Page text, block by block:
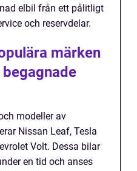
elbil från ett pålitligt
och reservdelar.
märken
modeller av
Nissan Leaf, Tesla
Volt. Dessa bilar
en tid och anses